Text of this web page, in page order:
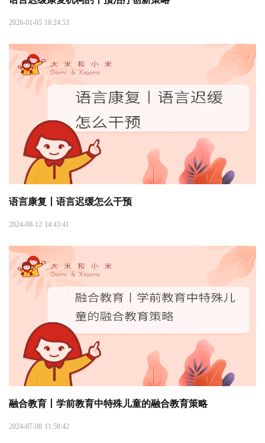
2026-01-05 18:24:53
语言康复丨语言迟缓怎么干预
2024-08-12 14:43:41
融合教育丨学前教育中特殊儿童的融合教育策略
2024-07-08 11:58:42